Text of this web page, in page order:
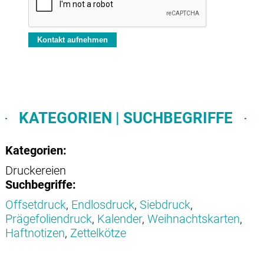
KATEGORIEN | SUCHBEGRIFFE
Kategorien:
Druckereien
Suchbegriffe:
Offsetdruck, Endlosdruck, Siebdruck,
Prägefoliendruck, Kalender, Weihnachtskarten,
Haftnotizen, Zettelkötze